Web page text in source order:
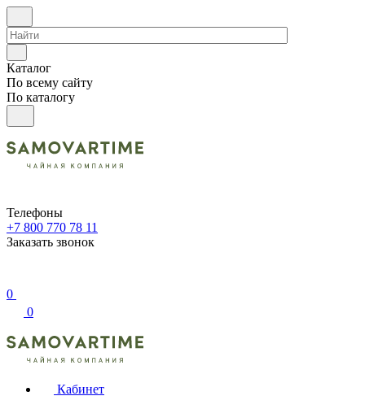
Каталог
По всему сайту
По каталогу
Телефоны
+7 800 770 78 11
Заказать звонок
0
0
Кабинет